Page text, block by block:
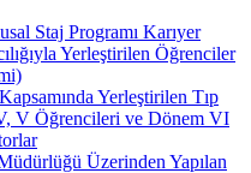
Staj Programı Karıyer
Yerleştirilen Öğrenciler
Yerleştirilen Tıp
V Öğrencileri ve Dönem VI
Üzerinden Yapılan